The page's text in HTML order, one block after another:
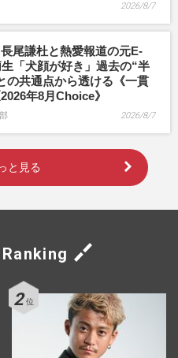
2026/8/7
尾謙杜と熱愛報道の元E-
「犬顔が好き」過去の“半
の共通点から透ける《一貫
年8月Choice》
2026/8/7
と見る